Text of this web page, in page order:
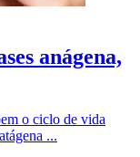
anágena,
o ciclo de vida
...